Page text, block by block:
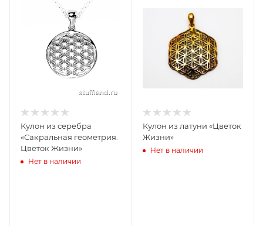
Кулон из серебра
«Сакральная геометрия.
Цветок Жизни»
Нет в наличии
Кулон из латуни «Цветок
Жизни»
Нет в наличии